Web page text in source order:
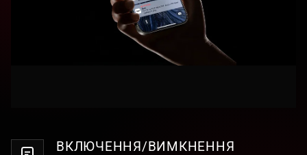
ВКЛЮЧЕННЯ/ВИМКНЕННЯ